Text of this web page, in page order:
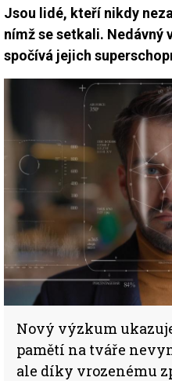
Jsou lidé, kteří nikdy
nímž se setkali. Nedávný
spočívá jejich
Nový výzkum
pamětí na tváře
ale díky vrozenému